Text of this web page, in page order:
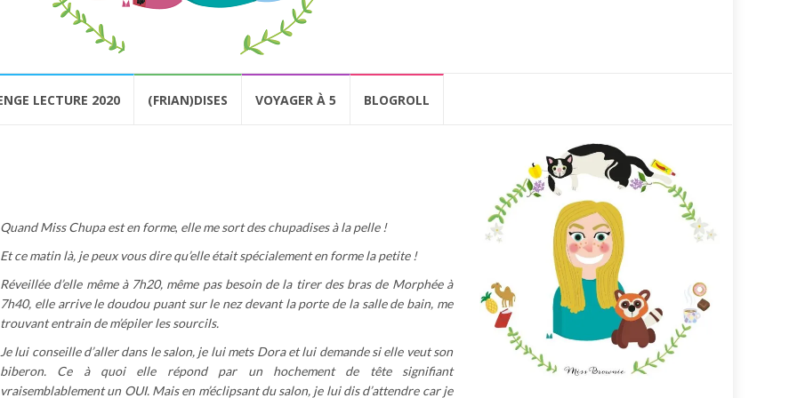
LECTURE 2020 (FRIAN)DISES VOYAGER À 5 BLOGROLL
Quand Miss Chupa est en forme, elle me sort des chupadises à la pelle !
Et ce matin là, je peux vous dire qu’elle était spécialement en forme la petite !
Réveillée d’elle même à 7h20, même pas besoin de la tirer des bras de Morphée à
7h40, elle arrive le doudou puant sur le nez devant la porte de la salle de bain, me
trouvant entrain de m’épiler les sourcils.
Je lui conseille d’aller dans le salon, je lui mets Dora et lui demande si elle veut son
biberon. Ce à quoi elle répond par un hochement de tête signifiant
vraisemblablement un OUI. Mais en m’éclipsant du salon, je lui dis d’attendre car je